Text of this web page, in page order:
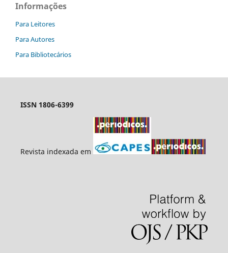
Informações
Para Leitores
Para Autores
Para Bibliotecários
ISSN 1806-6399
Revista indexada em